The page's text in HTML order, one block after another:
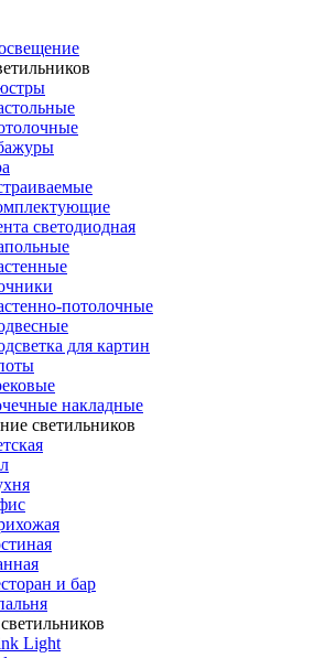
светодиодная
потолочные
для картин
накладные
светильников
и бар
Light